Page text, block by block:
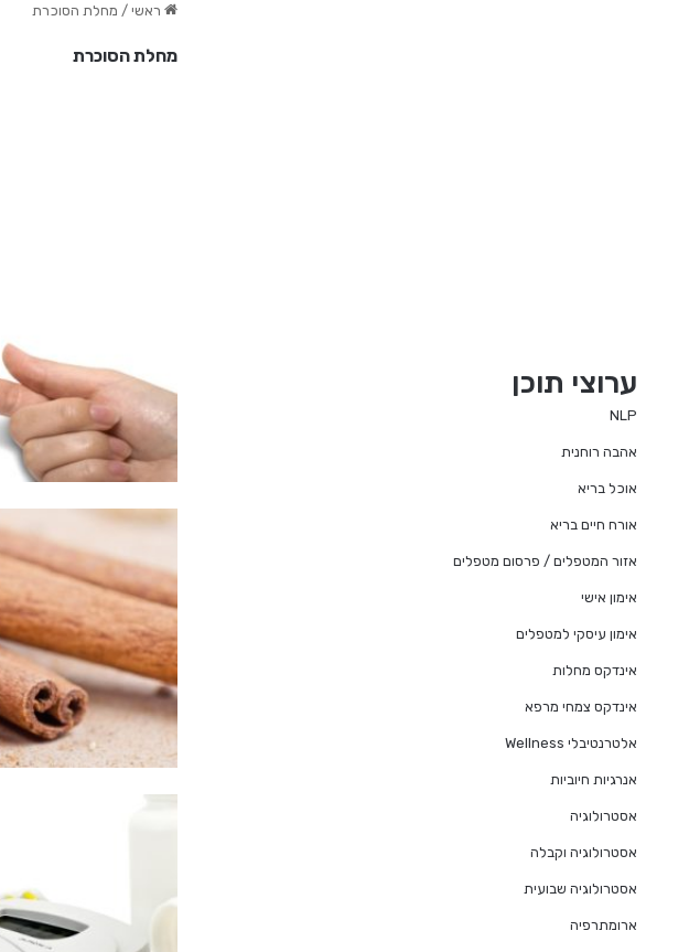
ראשי / מחלת הסוכרת
מחלת הסוכרת
ערוצי תוכן
NLP
אהבה רוחנית
אוכל בריא
אורח חיים בריא
אזור המטפלים / פרסום מטפלים
אימון אישי
אימון עיסקי למטפלים
אינדקס מחלות
אינדקס צמחי מרפא
אלטרנטיבלי Wellness
אנרגיות חיוביות
אסטרולוגיה
אסטרולוגיה וקבלה
אסטרולוגיה שבועית
ארומתרפיה